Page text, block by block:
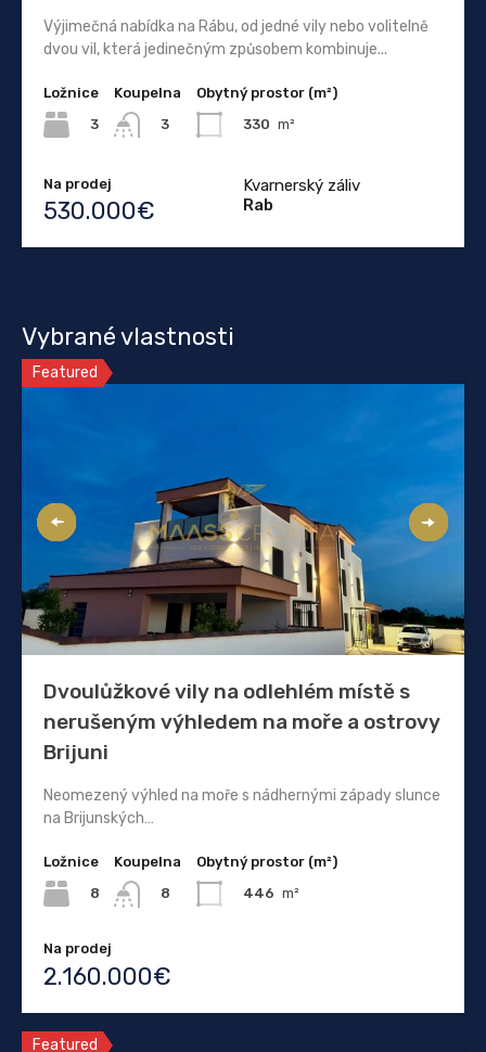
Výjimečná nabídka na Rábu, od jedné vily nebo volitelně
dvou vil, která jedinečným způsobem kombinuje...
Ložnice
3
Koupelna
3
Obytný prostor (m²)
330 m²
Na prodej
530.000€
Kvarnerský záliv
Rab
Vybrané vlastnosti
Featured
Dvoulůžkové vily na odlehlém místě s
nerušeným výhledem na moře a ostrovy
Brijuni
Neomezený výhled na moře s nádhernými západy slunce
na Brijunských…
Ložnice
8
Koupelna
8
Obytný prostor (m²)
446 m²
Na prodej
2.160.000€
Featured